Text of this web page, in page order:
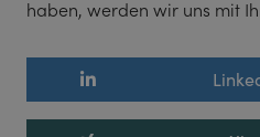
haben, werden wir uns mit